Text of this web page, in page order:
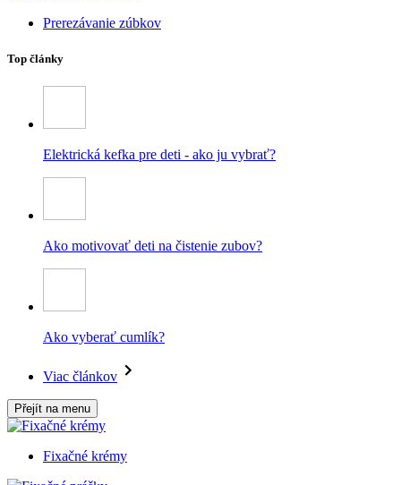
Prerezávanie zúbkov
Top články
Elektrická kefka pre deti - ako ju vybrať?
Ako motivovať deti na čistenie zubov?
Ako vyberať cumlík?
Viac článkov
Přejít na menu
Fixačné krémy